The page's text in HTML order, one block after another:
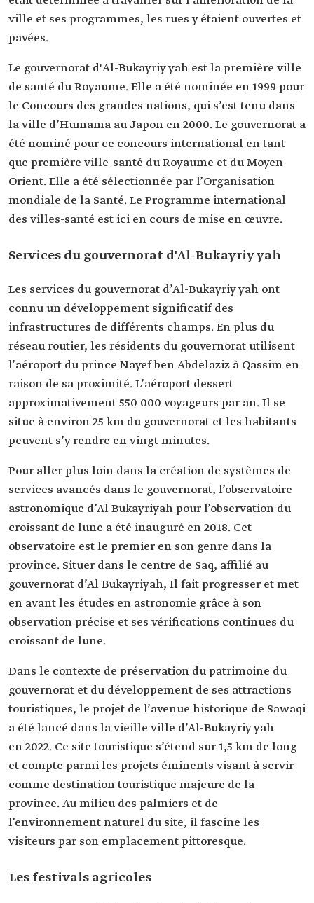
ville et ses programmes, les rues y étaient ouvertes et
pavées.
Le gouvernorat d'Al-Bukayriy yah est la première ville
de santé du Royaume. Elle a été nominée en 1999 pour
le Concours des grandes nations, qui s’est tenu dans
la ville d’Humama au Japon en 2000. Le gouvernorat a
été nominé pour ce concours international en tant
que première ville-santé du Royaume et du Moyen-
Orient. Elle a été sélectionnée par l’Organisation
mondiale de la Santé. Le Programme international
des villes-santé est ici en cours de mise en œuvre.
Services du gouvernorat d'Al-Bukayriy yah
Les services du gouvernorat d’Al-Bukayriy yah ont
connu un développement significatif des
infrastructures de différents champs. En plus du
réseau routier, les résidents du gouvernorat utilisent
l’aéroport du prince Nayef ben Abdelaziz à Qassim en
raison de sa proximité. L’aéroport dessert
approximativement 550 000 voyageurs par an. Il se
situe à environ 25 km du gouvernorat et les habitants
peuvent s’y rendre en vingt minutes.
Pour aller plus loin dans la création de systèmes de
services avancés dans le gouvernorat, l’observatoire
astronomique d’Al Bukayriyah pour l’observation du
croissant de lune a été inauguré en 2018. Cet
observatoire est le premier en son genre dans la
province. Situer dans le centre de Saq, affilié au
gouvernorat d’Al Bukayriyah, Il fait progresser et met
en avant les études en astronomie grâce à son
observation précise et ses vérifications continues du
croissant de lune.
Dans le contexte de préservation du patrimoine du
gouvernorat et du développement de ses attractions
touristiques, le projet de l’avenue historique de Sawaqi
a été lancé dans la vieille ville d’Al-Bukayriy yah
en 2022. Ce site touristique s’étend sur 1,5 km de long
et compte parmi les projets éminents visant à servir
comme destination touristique majeure de la
province. Au milieu des palmiers et de
l’environnement naturel du site, il fascine les
visiteurs par son emplacement pittoresque.
Les festivals agricoles